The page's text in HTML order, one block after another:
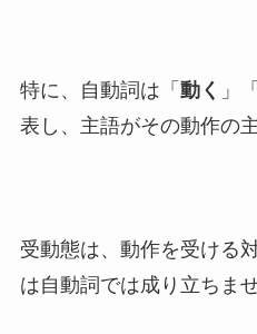
特に、自動詞は「 動く 」「
表し、主語がその動作の
受動態は、動作を受ける
は自動詞では成り立ちませ